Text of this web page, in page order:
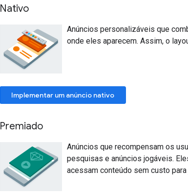
Nativo
Anúncios personalizáveis que
onde eles aparecem. Assim, o
Implementar um anúncio nativo
Premiado
Anúncios que recompensam os
pesquisas e anúncios jogáveis.
acessam conteúdo sem custo para